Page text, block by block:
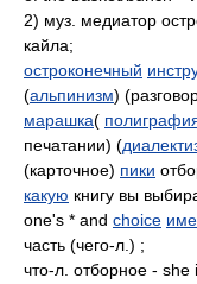
2) муз. медиатор
кайла;
остроконечный
(альпинизм)
марашка(
печатании) (
(карточное) пики
какую книгу вы
one's * and choice
часть (чего-л.) ;
что-л. отборное -